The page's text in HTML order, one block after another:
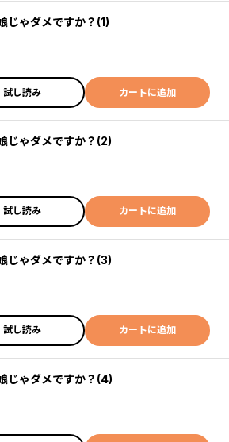
じゃダメですか？(1)
試し読み カートに追加
じゃダメですか？(2)
試し読み カートに追加
じゃダメですか？(3)
試し読み カートに追加
じゃダメですか？(4)